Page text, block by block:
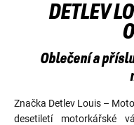
DETLEV
Oblečení a
Značka Detlev Louis –
desetiletí motorkářské